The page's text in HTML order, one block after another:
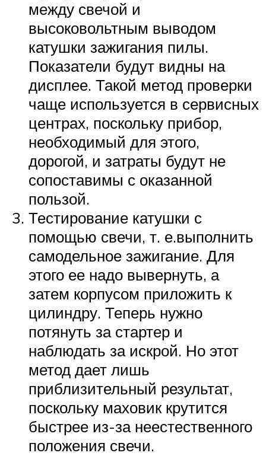
между свечой и
высоковольтным выводом
катушки зажигания пилы.
Показатели будут видны на
дисплее. Такой метод проверки
чаще используется в сервисных
центрах, поскольку прибор,
необходимый для этого,
дорогой, и затраты будут не
сопоставимы с оказанной
пользой.
Тестирование катушки с
помощью свечи, т. е.выполнить
самодельное зажигание. Для
этого ее надо вывернуть, а
затем корпусом приложить к
цилиндру. Теперь нужно
потянуть за стартер и
наблюдать за искрой. Но этот
метод дает лишь
приблизительный результат,
поскольку маховик крутится
быстрее из-за неестественного
положения свечи.